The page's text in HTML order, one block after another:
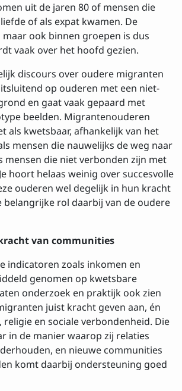
uit de jaren 80 of mensen die
of als expat kwamen. De
ook binnen groepen is dus
vaak over het hoofd gezien.
discours over oudere migranten
op ouderen met een niet-
en gaat vaak gepaard met
beelden. Migrantenouderen
als kwetsbaar, afhankelijk van het
mensen die nauwelijks de weg naar
mensen die niet verbonden zijn met
hoort helaas weinig over succesvolle
ouderen wel degelijk in hun kracht
belangrijke rol daarbij van de oudere
van communities
indicatoren zoals inkomen en
genomen op kwetsbare
onderzoek en praktijk ook zien
juist kracht geven aan, én
en sociale verbondenheid. Die
in de manier waarop zij relaties
en nieuwe communities
komt daarbij ondersteuning goed